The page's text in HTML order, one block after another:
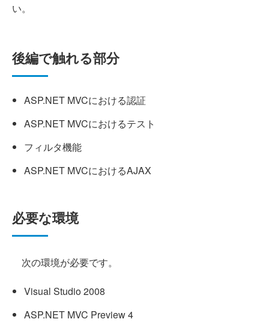
い。
後編で触れる部分
ASP.NET MVCにおける認証
ASP.NET MVCにおけるテスト
フィルタ機能
ASP.NET MVCにおけるAJAX
必要な環境
次の環境が必要です。
Visual Studio 2008
ASP.NET MVC Preview 4